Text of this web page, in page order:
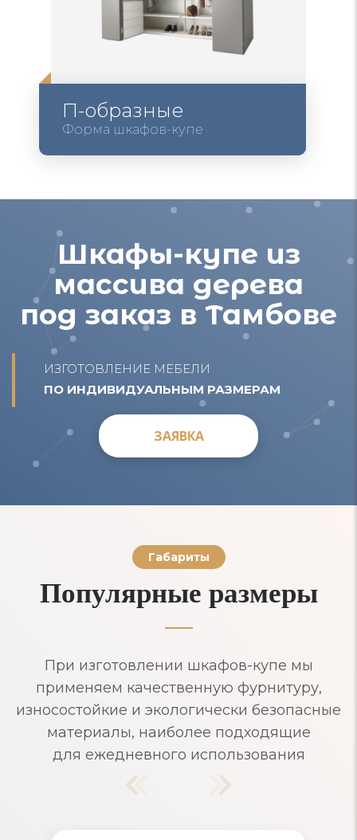
П-образные
Форма шкафов-купе
Шкафы-купе из
массива дерева
под заказ в Тамбове
ИЗГОТОВЛЕНИЕ МЕБЕЛИ
ПО ИНДИВИДУАЛЬНЫМ РАЗМЕРАМ
ЗАЯВКА
ЗАЯВКА
Габариты
Популярные размеры
При изготовлении шкафов-купе мы
применяем качественную фурнитуру,
износостойкие и экологически безопасные
материалы, наиболее подходящие
для ежедневного использования